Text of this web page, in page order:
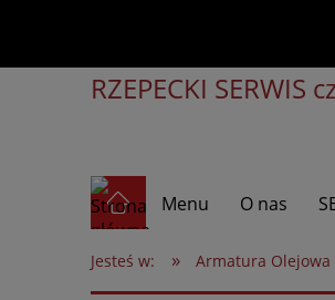
RZEPECKI
Menu O nas
Jesteś w: » Armatura Olejowa